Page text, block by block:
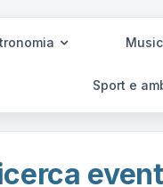
Sport e